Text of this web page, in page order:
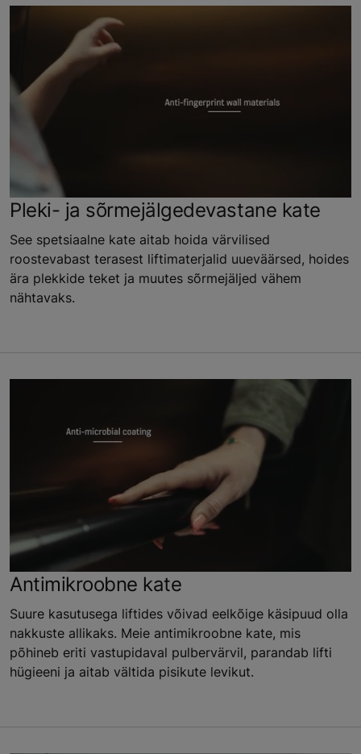
Pleki- ja sõrmejälgedevastane kate
See spetsiaalne kate aitab hoida värvilised
roostevabast terasest liftimaterjalid uueväärsed, hoides
ära plekkide teket ja muutes sõrmejäljed vähem
nähtavaks.
Antimikroobne kate
Suure kasutusega liftides võivad eelkõige käsipuud olla
nakkuste allikaks. Meie antimikroobne kate, mis
põhineb eriti vastupidaval pulbervärvil, parandab lifti
hügieeni ja aitab vältida pisikute levikut.